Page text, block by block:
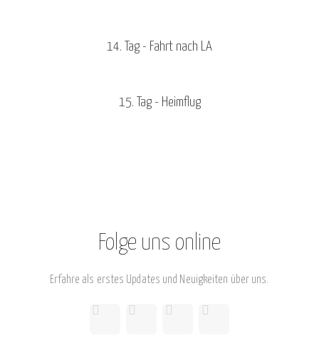
14. Tag - Fahrt nach LA
15. Tag - Heimflug
Folge uns online
Erfahre als erstes Updates und Neuigkeiten über uns.